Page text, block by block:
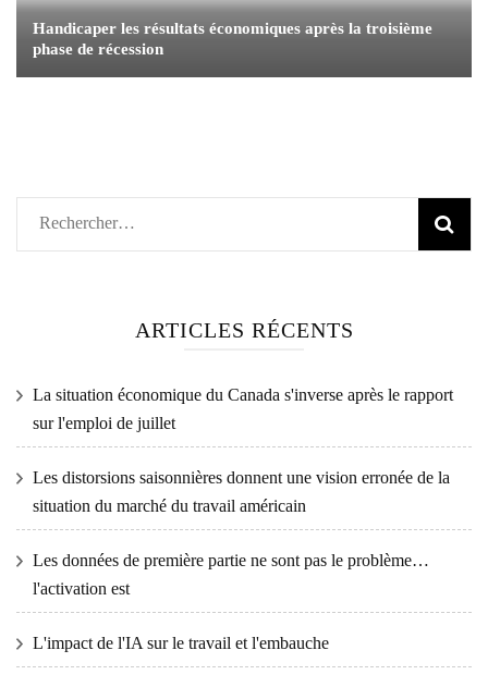
Handicaper les résultats économiques après la troisième
phase de récession
Rechercher :
ARTICLES RÉCENTS
La situation économique du Canada s'inverse après le rapport
sur l'emploi de juillet
Les distorsions saisonnières donnent une vision erronée de la
situation du marché du travail américain
Les données de première partie ne sont pas le problème…
l'activation est
L'impact de l'IA sur le travail et l'embauche